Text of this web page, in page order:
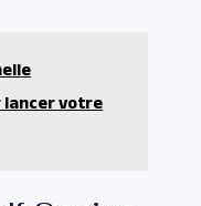
lancer votre